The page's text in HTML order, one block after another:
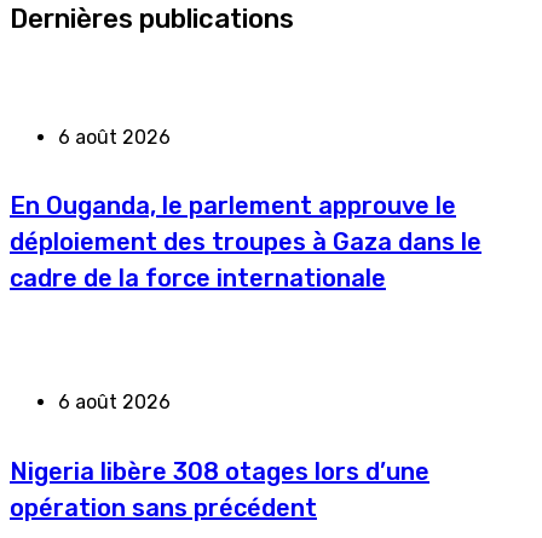
Dernières publications
6 août 2026
En Ouganda, le parlement approuve le
déploiement des troupes à Gaza dans le
cadre de la force internationale
6 août 2026
Nigeria libère 308 otages lors d’une
opération sans précédent